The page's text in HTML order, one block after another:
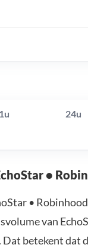
1u 24u
•
•
van
. Dat betekent dat